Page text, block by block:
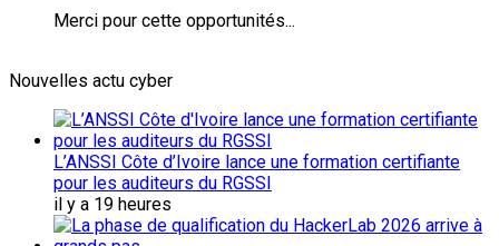
Merci pour cette opportunités...
Nouvelles actu cyber
L’ANSSI Côte d’Ivoire lance une formation certifiante
pour les auditeurs du RGSSI
il y a 19 heures